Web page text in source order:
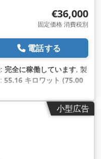
€36,000
固定価格 消費税別
電話する
完全に稼働しています, 製
55.16 キロワット (75.00
小型広告